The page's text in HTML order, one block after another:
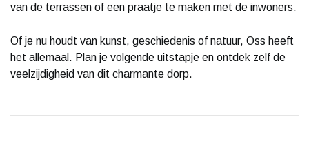
van de terrassen of een praatje te maken met de inwoners.
Of je nu houdt van kunst, geschiedenis of natuur, Oss heeft
het allemaal. Plan je volgende uitstapje en ontdek zelf de
veelzijdigheid van dit charmante dorp.